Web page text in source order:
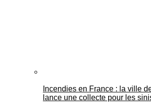
Incendies en France : la ville
lance une collecte pour les